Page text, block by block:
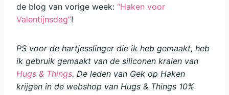
de blog van vorige week: “Haken voor
Valentijnsdag”!
PS voor de hartjesslinger die ik heb gemaakt, heb
ik gebruik gemaakt van de siliconen kralen van
Hugs & Things. De leden van Gek op Haken
krijgen in de webshop van Hugs & Things 10%